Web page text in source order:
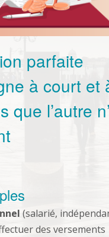
parfaite
à court et
que l’autre
(salarié,
des versements